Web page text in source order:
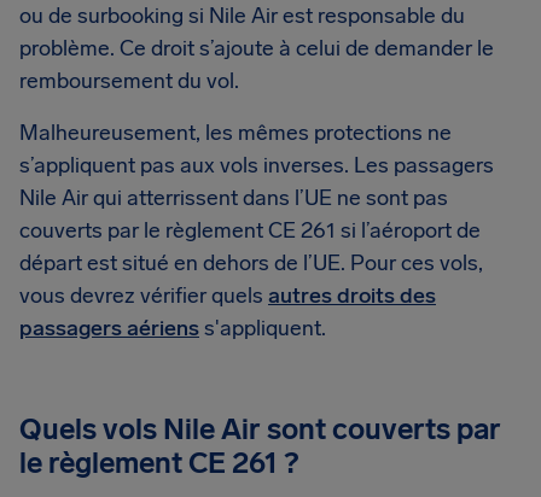
ou de surbooking si Nile Air est responsable du
problème. Ce droit s’ajoute à celui de demander le
remboursement du vol.
Malheureusement, les mêmes protections ne
s’appliquent pas aux vols inverses. Les passagers
Nile Air qui atterrissent dans l’UE ne sont pas
couverts par le règlement CE 261 si l’aéroport de
départ est situé en dehors de l’UE. Pour ces vols,
vous devrez vérifier quels autres droits des
passagers aérienss'appliquent.
Quels vols Nile Air sont couverts par
le règlement CE 261 ?